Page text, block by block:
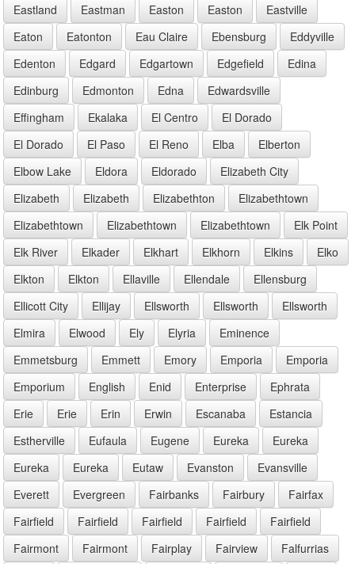
Eastland
Eastman Easton Easton
Eastville
Eaton
Eatonton Eau Claire Ebensburg
Eddyville
Edenton
Edgard Edgartown Edgefield
Edina
Edinburg
Edmonton Edna
Edwardsville
Effingham
Ekalaka El Centro
El Dorado
El Dorado
El Paso El Reno Elba
Elberton
Elbow Lake
Eldora Eldorado
Elizabeth City
Elizabeth
Elizabeth Elizabethton
Elizabethtown
Elizabethtown
Elizabethtown Elizabethtown
Elk Point
Elk River
Elkader Elkhart Elkhorn Elkins
Elko
Elkton
Elkton Ellaville Ellendale
Ellensburg
Ellicott City
Ellijay Ellsworth Ellsworth
Ellsworth
Elmira
Elwood Ely Elyria
Eminence
Emmetsburg
Emmett Emory Emporia
Emporia
Emporium
English Enid Enterprise
Ephrata
Erie
Erie Erin Erwin Escanaba
Estancia
Estherville
Eufaula Eugene Eureka
Eureka
Eureka
Eureka Eutaw Evanston
Evansville
Everett
Evergreen Fairbanks Fairbury
Fairfax
Fairfield
Fairfield Fairfield Fairfield
Fairfield
Fairmont
Fairmont Fairplay Fairview Falfurrias